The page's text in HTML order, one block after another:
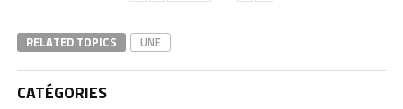
RELATED TOPICS UNE
CATÉGORIES